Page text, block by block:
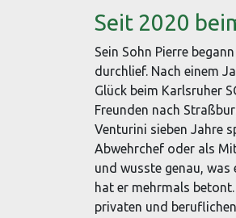
Seit 2020
Sein Sohn Pierre
durchlief. Nach einem
Glück beim Karlsruher
Freunden nach
Venturini sieben Jahre
Abwehrchef oder als
und wusste genau, was
hat er mehrmals
privaten und